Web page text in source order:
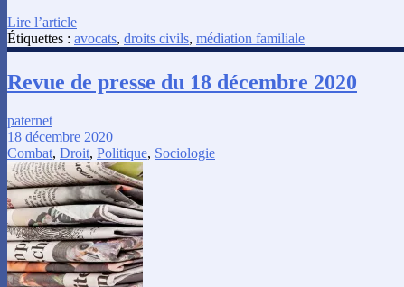
Lire l’article
Étiquettes : avocats, droits civils, médiation familiale
Revue de presse du 18 décembre 2020
paternet
18 décembre 2020
Combat, Droit, Politique, Sociologie